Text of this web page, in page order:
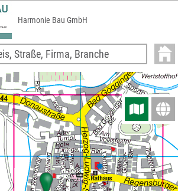
Harmonie Bau GmbH